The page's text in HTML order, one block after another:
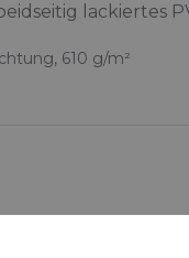
lackiertes
610 g/m²